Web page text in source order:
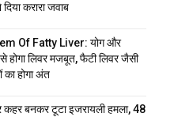
करारा जवाब
Of Fatty Liver: योग और
होगा लिवर मजबूत, फैटी लिवर जैसी
का होगा अंत
कहर बनकर टूटा इजरायली हमला, 48